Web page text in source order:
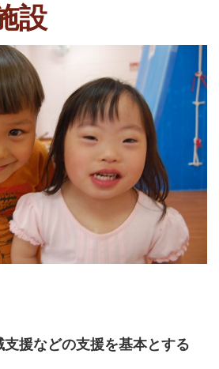
設
援などの支援を基本とする